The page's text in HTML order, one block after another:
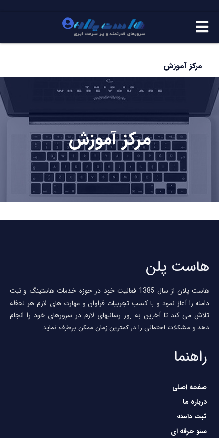
مرکز آموزش
مرکز آموزش
پلن
هاست پلان از سال 1385 فعالیت خود در حوزه خدمات هاستینگ و ثبت
را آغاز نمود و با کسب تجربیات فراوان و مهارت های لازم هر لحظه
می کند تا آخرین به روز رسانیهای لازم در سرورهای خود را انجام
و مشکلات احتمالی را در کمترین زمان ممکن برطرف نماید.
راهنما
صفحه اصلی
درباره ما
ثبت دامنه
سئو حرفه ای